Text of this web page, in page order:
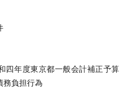
四年度東京都一般会計補正予算
務負担行為